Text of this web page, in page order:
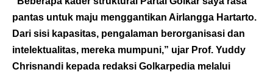
pantas untuk maju menggantikan Airlangga Hartarto.
Dari sisi kapasitas, pengalaman berorganisasi dan
intelektualitas, mereka mumpuni,” ujar Prof. Yuddy
Chrisnandi kepada redaksi Golkarpedia melalui